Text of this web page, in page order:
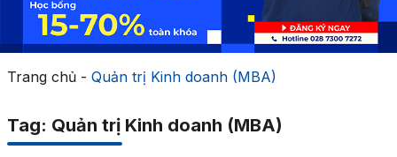
Trang chủ- Quản trị Kinh doanh (MBA)
Tag: Quản trị Kinh doanh (MBA)